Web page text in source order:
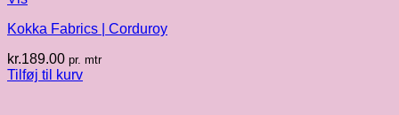
Kokka Fabrics | Corduroy
kr.189.00 pr. mtr
Tilføj til kurv